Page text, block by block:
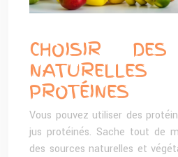
CHOISIR DES
PROTÉINES
Vous pouvez utiliser des
jus protéinés. Sache tout de
des sources naturelles et